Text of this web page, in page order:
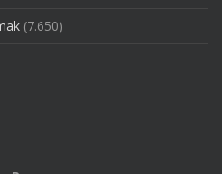
(7.650)